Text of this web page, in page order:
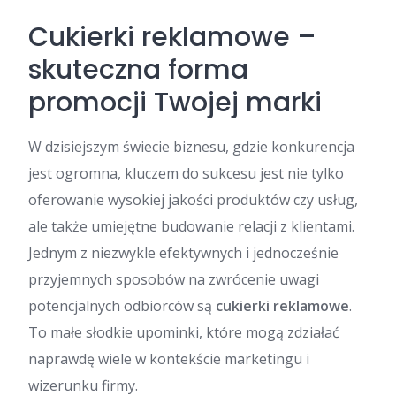
Cukierki reklamowe –
skuteczna forma
promocji Twojej marki
W dzisiejszym świecie biznesu, gdzie konkurencja
jest ogromna, kluczem do sukcesu jest nie tylko
oferowanie wysokiej jakości produktów czy usług,
ale także umiejętne budowanie relacji z klientami.
Jednym z niezwykle efektywnych i jednocześnie
przyjemnych sposobów na zwrócenie uwagi
potencjalnych odbiorców są cukierki reklamowe.
To małe słodkie upominki, które mogą zdziałać
naprawdę wiele w kontekście marketingu i
wizerunku firmy.